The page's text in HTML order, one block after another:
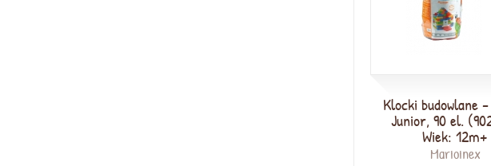
Klocki budowlane
Junior, 90 el.
Wiek: 12m+
Marioinex